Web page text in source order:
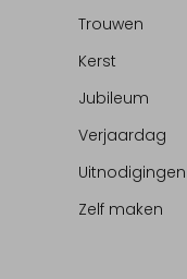
Trouwen
Kerst
Jubileum
Verjaardag
Uitnodigingen
Zelf maken